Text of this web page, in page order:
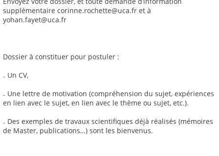
supplémentaire corinne.rochette@uca.fr et à
yohan.fayet@uca.fr
Dossier à constituer pour postuler :
₋ Un CV,
₋ Une lettre de motivation (compréhension du sujet, expériences
en lien avec le sujet, en lien avec le thème ou sujet, etc.).
₋ Des exemples de travaux scientifiques déjà réalisés (mémoires
de Master, publications…) sont les bienvenus.